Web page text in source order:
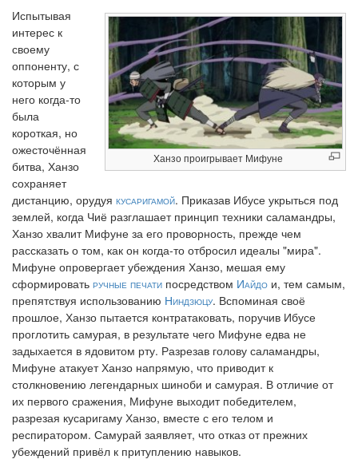
Ханзо проигрывает Мифуне
Испытывая
интерес к
своему
оппоненту, с
которым у
него когда-то
была
короткая, но
ожесточённая
битва, Ханзо
сохраняет
дистанцию, орудуя кусаригамой. Приказав Ибусе укрыться под
землей, когда Чиё разглашает принцип техники саламандры,
Ханзо хвалит Мифуне за его проворность, прежде чем
рассказать о том, как он когда-то отбросил идеалы "мира".
Мифуне опровергает убеждения Ханзо, мешая ему
сформировать ручные печати посредством Иайдо и, тем самым,
препятствуя использованию Ниндзюцу. Вспоминая своё
прошлое, Ханзо пытается контратаковать, поручив Ибусе
проглотить самурая, в результате чего Мифуне едва не
задыхается в ядовитом рту. Разрезав голову саламандры,
Мифуне атакует Ханзо напрямую, что приводит к
столкновению легендарных шиноби и самурая. В отличие от
их первого сражения, Мифуне выходит победителем,
разрезая кусаригаму Ханзо, вместе с его телом и
респиратором. Самурай заявляет, что отказ от прежних
убеждений привёл к притуплению навыков.